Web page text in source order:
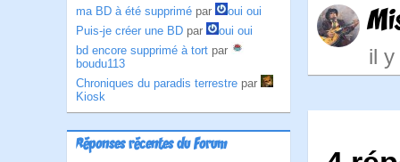
ma BD à été supprimé par
oui oui
Puis-je créer une BD par
oui oui
bd encore supprimé à tort par
boudu113
Chroniques du paradis terrestre par
Kiosk
Réponses récentes du Forum
il